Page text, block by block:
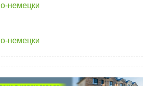
немецки
немецки